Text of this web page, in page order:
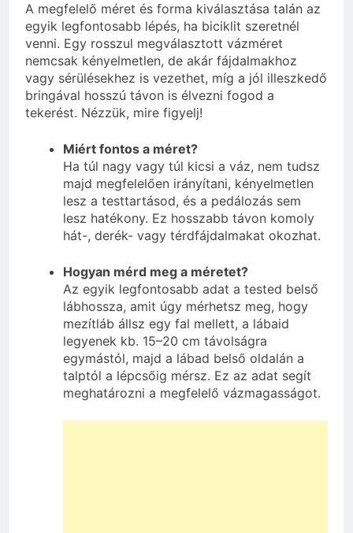
A megfelelő méret és forma kiválasztása talán az
egyik legfontosabb lépés, ha biciklit szeretnél
venni. Egy rosszul megválasztott vázméret
nemcsak kényelmetlen, de akár fájdalmakhoz
vagy sérülésekhez is vezethet, míg a jól illeszkedő
bringával hosszú távon is élvezni fogod a
tekerést. Nézzük, mire figyelj!
Miért fontos a méret?
Ha túl nagy vagy túl kicsi a váz, nem tudsz
majd megfelelően irányítani, kényelmetlen
lesz a testtartásod, és a pedálozás sem
lesz hatékony. Ez hosszabb távon komoly
hát-, derék- vagy térdfájdalmakat okozhat.
Hogyan mérd meg a méretet?
Az egyik legfontosabb adat a tested belső
lábhossza, amit úgy mérhetsz meg, hogy
mezítláb állsz egy fal mellett, a lábaid
legyenek kb. 15–20 cm távolságra
egymástól, majd a lábad belső oldalán a
talptól a lépcsőig mérsz. Ez az adat segít
meghatározni a megfelelő vázmagasságot.